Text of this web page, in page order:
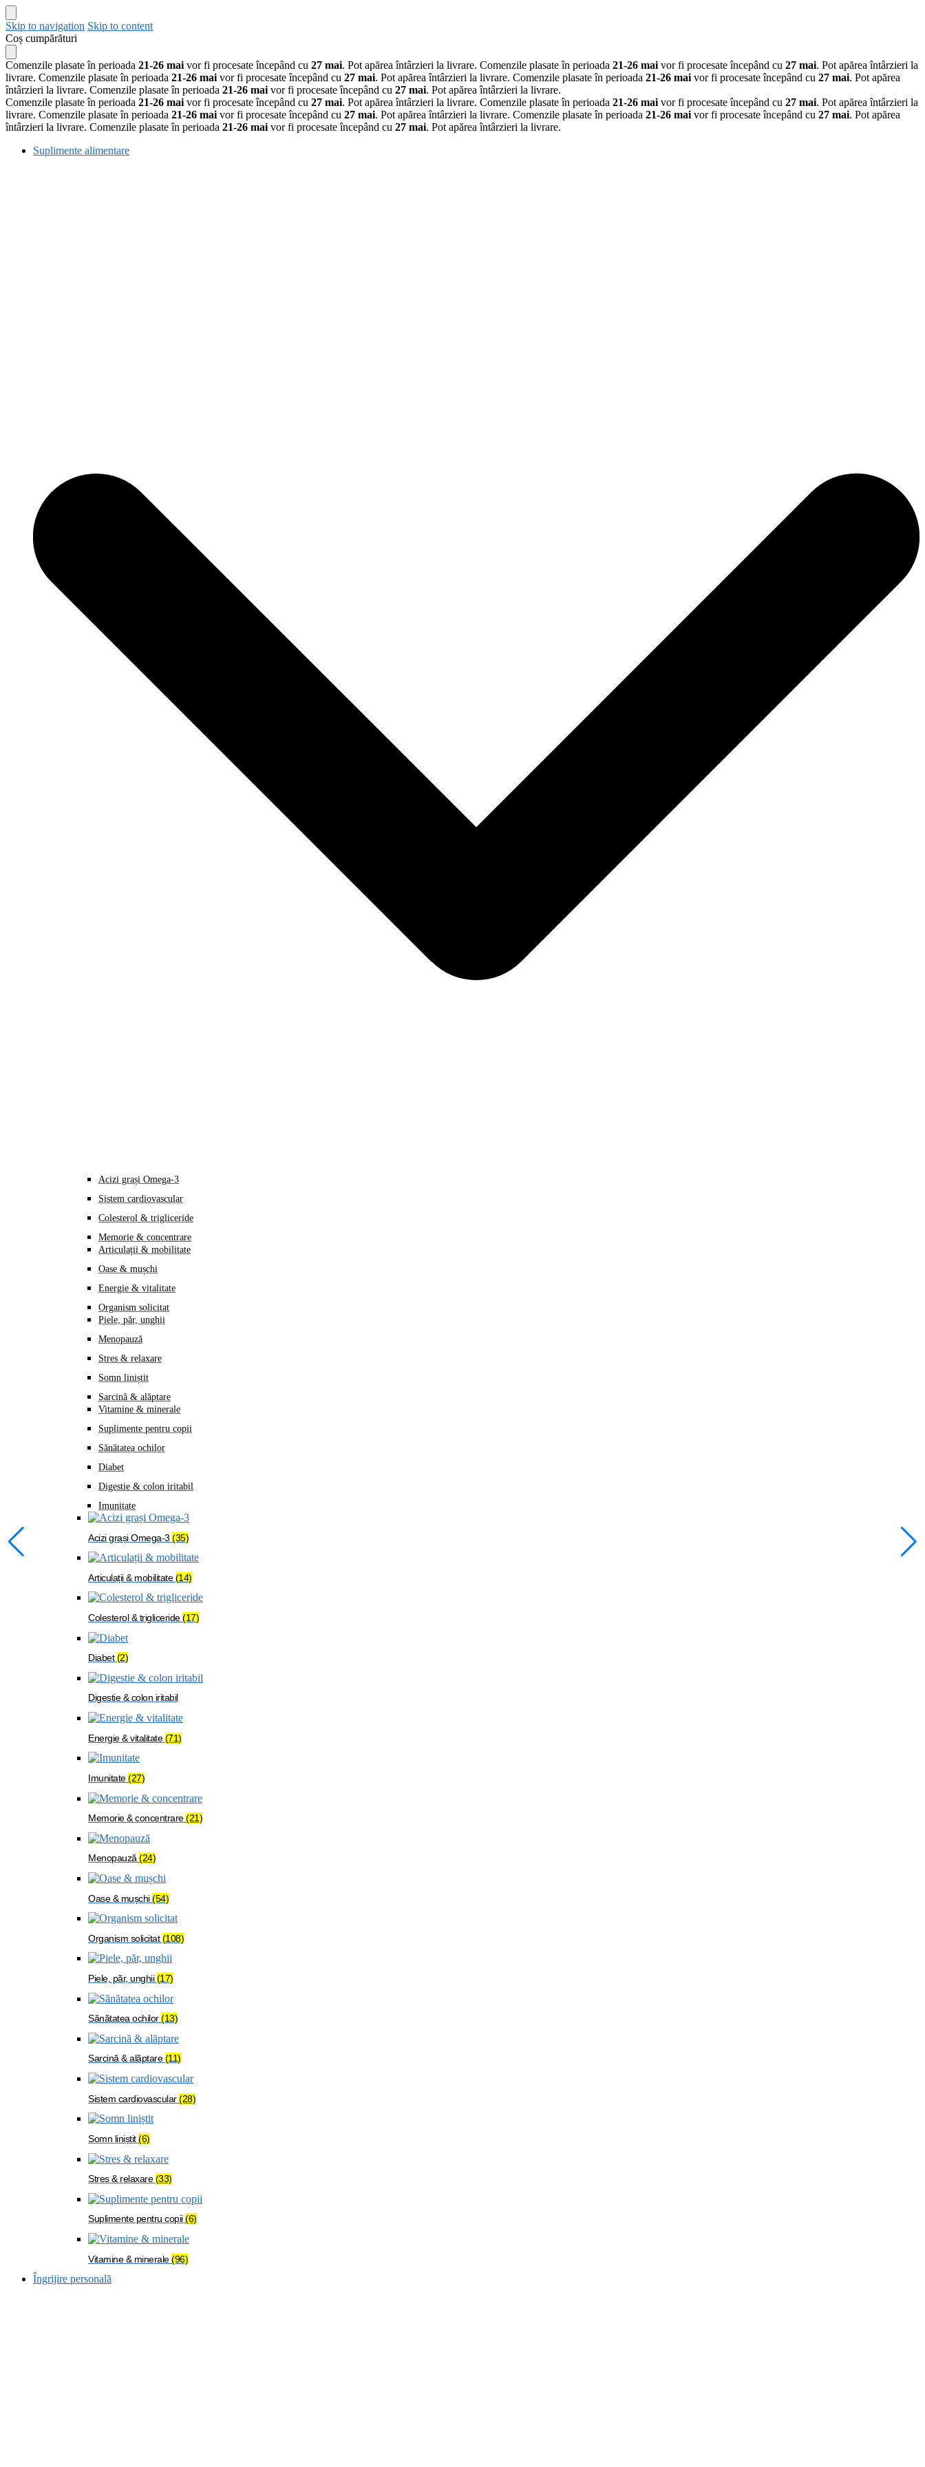
Skip to navigation Skip to content
Coș cumpărături
Comenzile plasate în perioada 21-26 mai vor fi procesate începând cu 27 mai. Pot apărea întârzieri la livrare. Comenzile plasate în perioada 21-26 mai vor fi procesate începând cu 27 mai. Pot apărea întârzieri la
livrare. Comenzile plasate în perioada 21-26 mai vor fi procesate începând cu 27 mai. Pot apărea întârzieri la livrare. Comenzile plasate în perioada 21-26 mai vor fi procesate începând cu 27 mai. Pot apărea
întârzieri la livrare. Comenzile plasate în perioada 21-26 mai vor fi procesate începând cu 27 mai. Pot apărea întârzieri la livrare.
Comenzile plasate în perioada 21-26 mai vor fi procesate începând cu 27 mai. Pot apărea întârzieri la livrare. Comenzile plasate în perioada 21-26 mai vor fi procesate începând cu 27 mai. Pot apărea întârzieri la
livrare. Comenzile plasate în perioada 21-26 mai vor fi procesate începând cu 27 mai. Pot apărea întârzieri la livrare. Comenzile plasate în perioada 21-26 mai vor fi procesate începând cu 27 mai. Pot apărea
întârzieri la livrare. Comenzile plasate în perioada 21-26 mai vor fi procesate începând cu 27 mai. Pot apărea întârzieri la livrare.
Suplimente alimentare
Acizi grași Omega-3
Sistem cardiovascular
Colesterol & trigliceride
Memorie & concentrare
Articulații & mobilitate
Oase & mușchi
Energie & vitalitate
Organism solicitat
Piele, păr, unghii
Menopauză
Stres & relaxare
Somn liniștit
Sarcină & alăptare
Vitamine & minerale
Suplimente pentru copii
Sănătatea ochilor
Diabet
Digestie & colon iritabil
Imunitate
Acizi grași Omega-3 (35)
Articulații & mobilitate(14)
Colesterol & trigliceride(17)
Diabet(2)
Digestie & colon iritabil
Energie & vitalitate(71)
Imunitate(27)
Memorie & concentrare(21)
Menopauză(24)
Oase & mușchi(54)
Organism solicitat(108)
Piele, păr, unghii(17)
Sănătatea ochilor(13)
Sarcină & alăptare(11)
Sistem cardiovascular(28)
Somn liniștit(6)
Stres & relaxare(33)
Suplimente pentru copii(6)
Vitamine & minerale(96)
Îngrijire personală